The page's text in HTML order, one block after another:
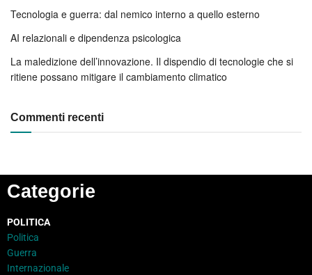
Tecnologia e guerra: dal nemico interno a quello esterno
AI relazionali e dipendenza psicologica
La maledizione dell’innovazione. Il dispendio di tecnologie che si
ritiene possano mitigare il cambiamento climatico
Commenti recenti
Categorie
POLITICA
Politica
Guerra
Internazionale